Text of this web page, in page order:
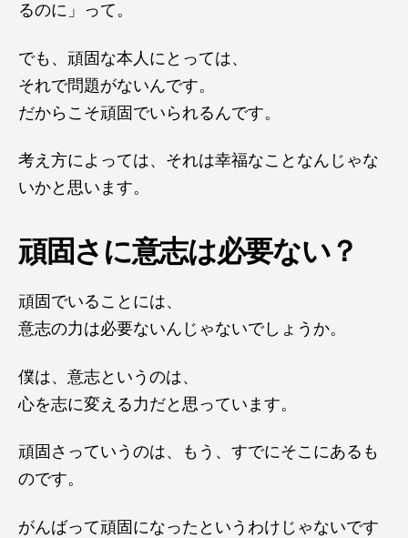
るのに」って。
でも、頑固な本人にとっては、
それで問題がないんです。
だからこそ頑固でいられるんです。
考え方によっては、それは幸福なことなんじゃな
いかと思います。
頑固さに意志は必要ない？
頑固でいることには、
意志の力は必要ないんじゃないでしょうか。
僕は、意志というのは、
心を志に変える力だと思っています。
頑固さっていうのは、もう、すでにそこにあるも
のです。
がんばって頑固になったというわけじゃないです